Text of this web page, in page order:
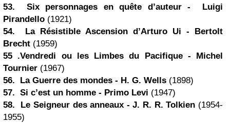
53. Six personnages en quête d’auteur - Luigi
Pirandello (1921)
54. La Résistible Ascension d’Arturo Ui - Bertolt
Brecht (1959)
55 .Vendredi ou les Limbes du Pacifique - Michel
Tournier (1967)
56. La Guerre des mondes - H. G. Wells (1898)
57. Si c’est un homme - Primo Levi (1947)
58. Le Seigneur des anneaux - J. R. R. Tolkien (1954-
1955)